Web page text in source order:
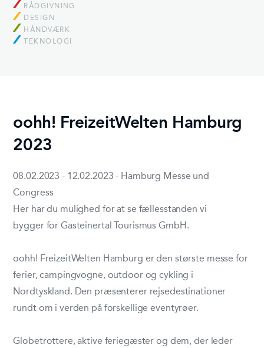
RÅDGIVNING
DESIGN
HÅNDVÆRK
TEKNOLOGI
oohh! FreizeitWelten Hamburg
2023
08.02.2023 - 12.02.2023 - Hamburg Messe und
Congress
Her har du mulighed for at se fællesstanden vi
bygger for Gasteinertal Tourismus GmbH.
oohh! FreizeitWelten Hamburg er den største messe for
ferier, campingvogne, outdoor og cykling i
Nordtyskland. Den præsenterer rejsedestinationer
rundt om i verden på forskellige eventyrøer.
Globetrottere, aktive feriegæster og dem, der leder